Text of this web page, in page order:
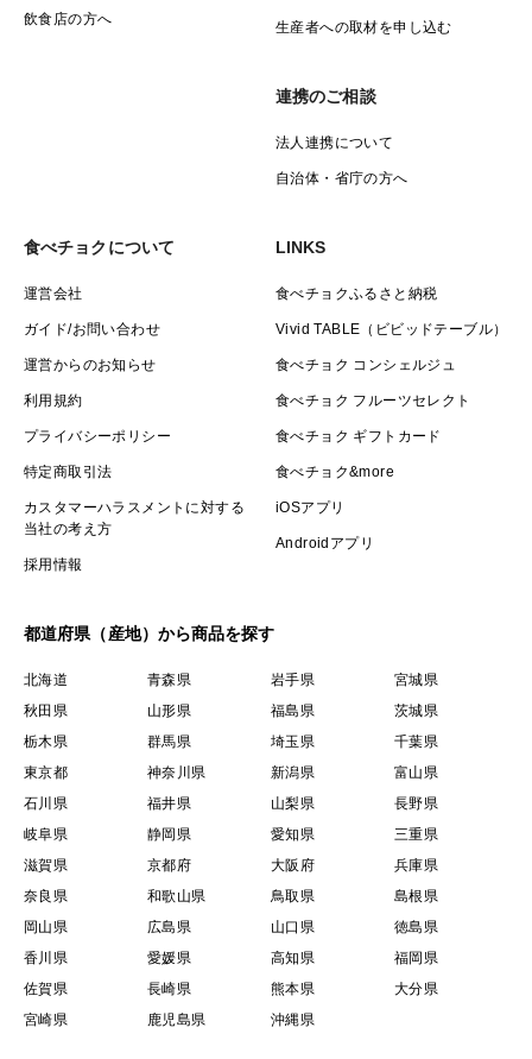
飲食店の方へ 生産者への取材を申し込む
連携のご相談
法人連携について
自治体・省庁の方へ
食べチョクについて
運営会社
ガイド/お問い合わせ
運営からのお知らせ
利用規約
プライバシーポリシー
特定商取引法
カスタマーハラスメントに対する
当社の考え方
採用情報
LINKS
食べチョクふるさと納税
Vivid TABLE（ビビッドテーブル）
食べチョク コンシェルジュ
食べチョク フルーツセレクト
食べチョク ギフトカード
食べチョク&more
iOSアプリ
Androidアプリ
都道府県（産地）から商品を探す
北海道 青森県 岩手県
宮城県
秋田県
山形県 福島県
茨城県
栃木県
群馬県 埼玉県
千葉県
東京都
神奈川県 新潟県
富山県
石川県
福井県 山梨県
長野県
岐阜県
静岡県 愛知県
三重県
滋賀県
京都府 大阪府
兵庫県
奈良県
和歌山県 鳥取県
島根県
岡山県
広島県 山口県
徳島県
香川県
愛媛県 高知県
福岡県
佐賀県
長崎県 熊本県
大分県
宮崎県
鹿児島県 沖縄県